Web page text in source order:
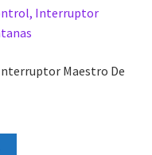
Maestro De